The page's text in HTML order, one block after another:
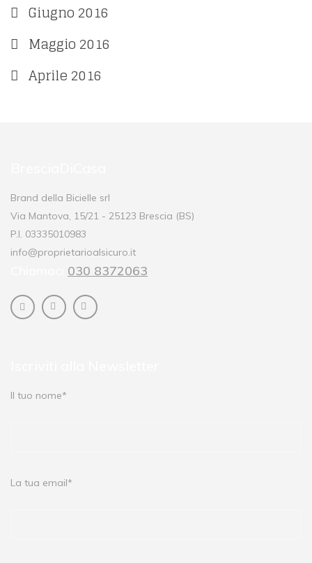
Giugno 2016
Maggio 2016
Aprile 2016
Brand della Bicielle srl
Via Mantova, 15/21 - 25123 Brescia (BS)
P.I. 03335010983
info@proprietarioalsicuro.it
030 8372063
Il tuo nome*
La tua email*